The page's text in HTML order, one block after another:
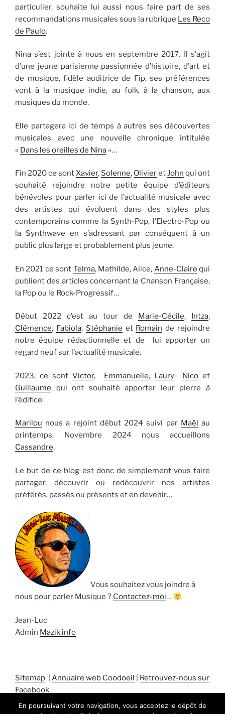
particulier, souhaite lui aussi nous faire part de ses
recommandations musicales sous la rubrique Les Reco
de Paulo.
Nina s’est jointe à nous en septembre 2017. Il s’agit
d’une jeune parisienne passionnée d’histoire, d’art et
de musique, fidèle auditrice de Fip, ses préférences
vont à la musique indie, au folk, à la chanson, aux
musiques du monde.
Elle partagera ici de temps à autres ses découvertes
musicales avec une nouvelle chronique intitulée
« Dans les oreilles de Nina »…
Fin 2020 ce sontXavier, Solenne, OlivieretJohn qui ont
souhaité rejoindre notre petite équipe d’éditeurs
bénévoles pour parler ici de l’actualité musicale avec
des artistes qui évoluent dans des styles plus
contemporains comme la Synth-Pop, l’Electro-Pop ou
la Synthwave en s’adressant par conséquent à un
public plus large et probablement plus jeune.
En 2021 ce sont Telma, Mathilde, Alice, Anne-Claire qui
publient des articles concernant la Chanson Française,
la Pop ou le Rock-Progressif…
Début 2022 c’est au tour de Marie-Cécile, Intza,
Clémence, Fabiola, Stéphanie et Romain de rejoindre
notre équipe rédactionnelle et de lui apporter un
regard neuf sur l’actualité musicale.
2023, ce sontVictor, Emmanuelle, Laury Nicoet
Guillaume qui ont souhaité apporter leur pierre à
l’édifice.
Marilou nous a rejoint début 2024 suivi par Maël
au
printemps. Novembre 2024 nous accueillons
Cassandre.
Le but de ce blog est donc de simplement vous faire
partager, découvrir ou redécouvrir nos artistes
préférés, passés ou présents et en devenir…
Vous souhaitez vous joindre à
nous pour parler Musique ? Contactez-moi…
Jean-Luc
Admin Mazik.info
Sitemap Annuaire web Coodoeil
Retrouvez-nous sur
Facebook
En poursuivant votre navigation, vous acceptez le dépôt de